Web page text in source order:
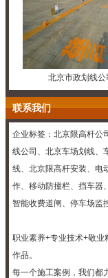
北京市政划线公
联系我们
企业标签：北京限高杆公
线公司、 北京车场划线、
线、北京限高杆安装、电
作、移动防撞栏、挡车器
智能收费道闸、停车场监
职业素养+专业技术+敬业
作品。
每一个施工案例，我们都